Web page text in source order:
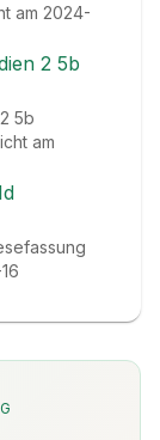
am 2024-
2 5b
5b
am